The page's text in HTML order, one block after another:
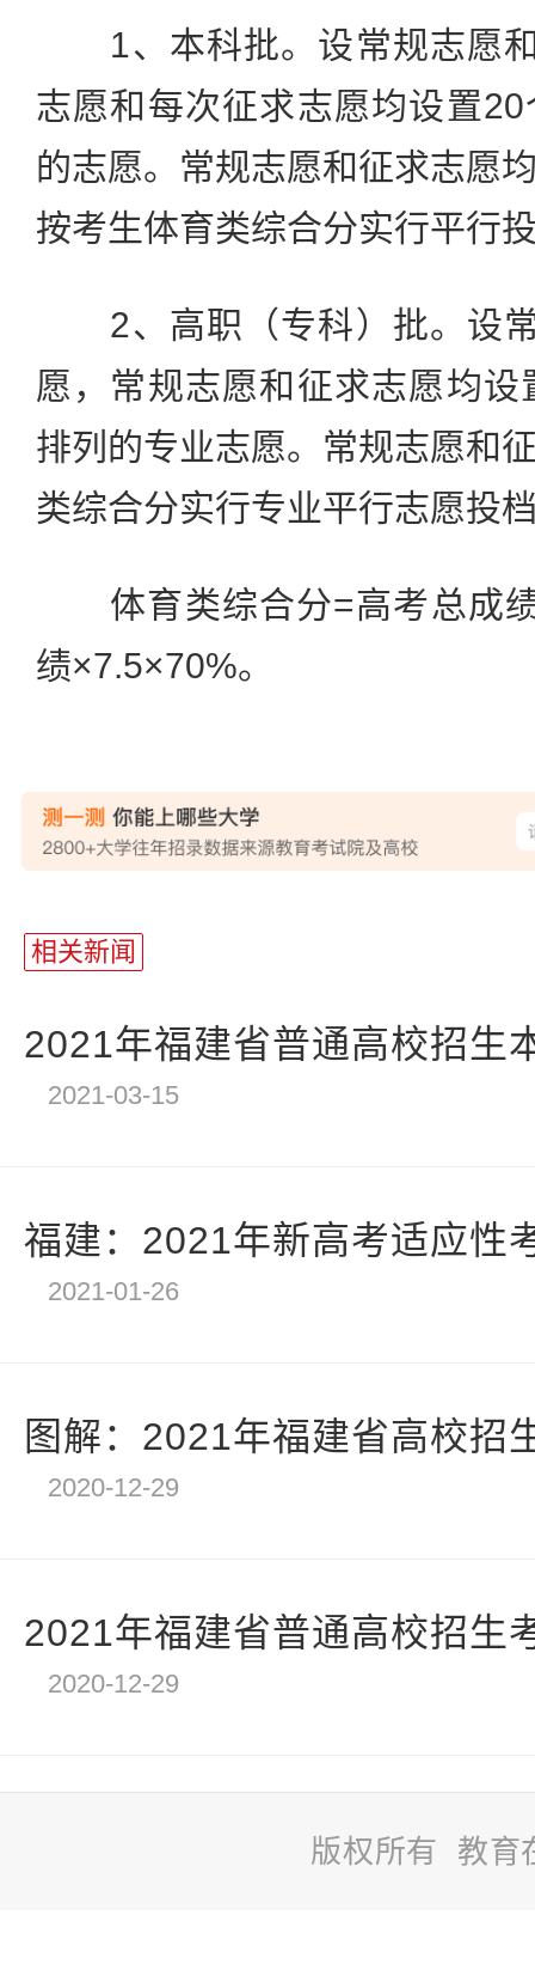
1、本科批。设常规志愿和
志愿和每次征求志愿均设置
的志愿。常规志愿和征求志愿
按考生体育类综合分实行平行
2、高职（专科）批。设常
愿，常规志愿和征求志愿均
排列的专业志愿。常规志愿和
类综合分实行专业平行志愿投
体育类综合分=高考总成绩
绩×7.5×70%。
相关新闻
2021年福建省普通高校招生
2021-03-15
福建：2021年新高考适应性
2021-01-26
图解：2021年福建省高校招
2020-12-29
2021年福建省普通高校招生
2020-12-29
版权所有 教育